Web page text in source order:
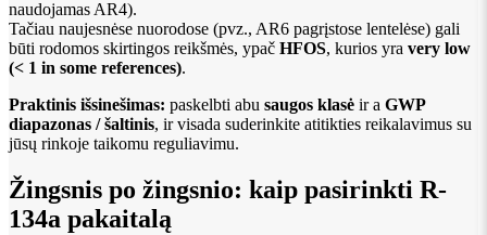
naudojamas AR4).
Tačiau naujesnėse nuorodose (pvz., AR6 pagrįstose lentelėse) gali
būti rodomos skirtingos reikšmės, ypač HFOS, kurios yra very low
(< 1 in some references).
Praktinis išsinešimas: paskelbti abu saugos klasė ir a GWP
diapazonas / šaltinis, ir visada suderinkite atitikties reikalavimus su
jūsų rinkoje taikomu reguliavimu.
Žingsnis po žingsnio: kaip pasirinkti R-
134a pakaitalą